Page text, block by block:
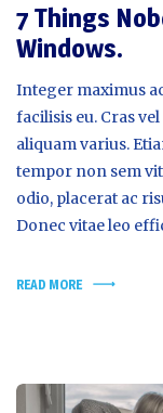
7 Things
Windows.
Integer maximus
facilisis eu. Cras
aliquam varius.
tempor non sem
odio, placerat ac
Donec vitae leo
READ MORE